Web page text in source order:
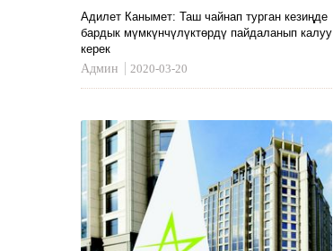
Адилет Канымет: Таш чайнап турган кезиңде
бардык мүмкүнчүлүктөрдү пайдаланып калуу
керек
Админ
2020-03-20